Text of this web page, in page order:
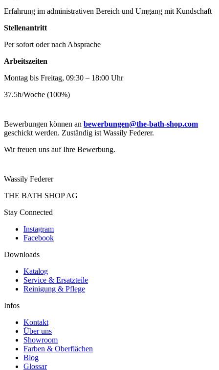
Erfahrung im administrativen Bereich und Umgang mit Kundschaft
Stellenantritt
Per sofort oder nach Absprache
Arbeitszeiten
Montag bis Freitag, 09:30 – 18:00 Uhr
37.5h/Woche (100%)
Bewerbungen können an bewerbungen@the-bath-shop.com
geschickt werden. Zuständig ist Wassily Federer.
Wir freuen uns auf Ihre Bewerbung.
Wassily Federer
THE BATH SHOP AG
Stay Connected
Instagram
Facebook
Downloads
Katalog
Service & Ersatzteile
Reinigung & Pflege
Infos
Kontakt
Über uns
Showroom
Farben & Oberflächen
Blog
Glossar